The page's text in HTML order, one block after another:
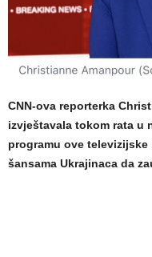
CNN-ova reporterka
izvještavala tokom rata u
programu ove
šansama Ukrajinaca da